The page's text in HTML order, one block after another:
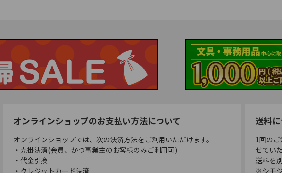
オンラインショップのお支払い方法について
オンラインショップでは、次の決済方法をご利用いただけます。
・売掛決済(会員、かつ事業主のお客様のみご利用可)
・代金引換
・クレジットカード決済
送料
1回の
せてい
送料を
※シモ